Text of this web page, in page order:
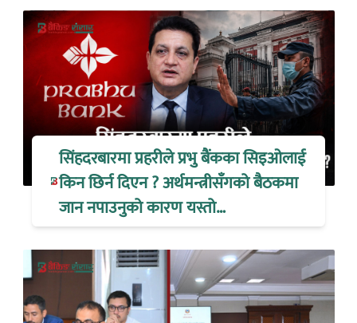
सिंहदरबारमा प्रहरीले प्रभु बैंकका सिइओलाई
किन छिर्न दिएन ? अर्थमन्त्रीसँगको बैठकमा
जान नपाउनुको कारण यस्तो…